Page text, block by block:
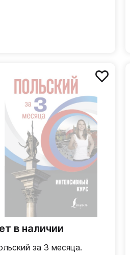
в наличии
за 3 месяца.